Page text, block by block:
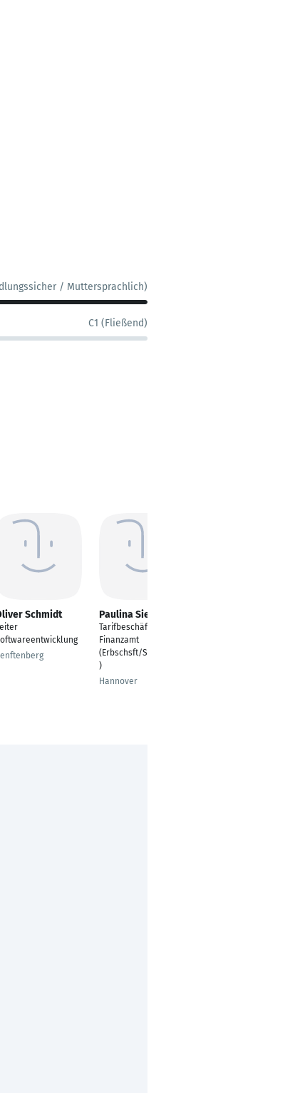
/ Muttersprachlich)
C1 (Fließend)
Schmidt Paulina Siemes
Tarifbeschäftigte beim
Finanzamt
(Erbschsft/Schenkung
)
Hannover